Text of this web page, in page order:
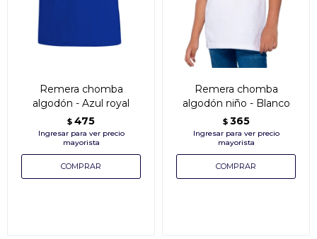
Remera chomba
algodón - Azul royal
$ 475
Remera chomba
algodón niño - Blanco
$ 365